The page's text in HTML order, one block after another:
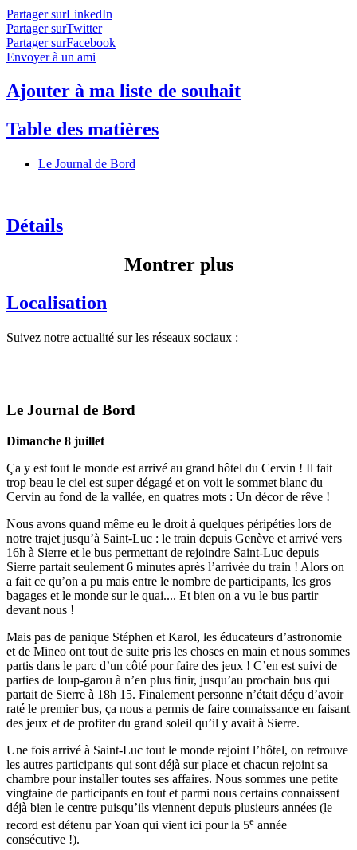
Partager surLinkedIn
Partager surTwitter
Partager surFacebook
Envoyer à un ami
Ajouter à ma liste de souhait
Table des matières
Le Journal de Bord
Détails
Montrer plus
Localisation
Suivez notre actualité sur les réseaux sociaux :
Le Journal de Bord
Dimanche 8 juillet
Ça y est tout le monde est arrivé au grand hôtel du Cervin ! Il fait
trop beau le ciel est super dégagé et on voit le sommet blanc du
Cervin au fond de la vallée, en quatres mots : Un décor de rêve !
Nous avons quand même eu le droit à quelques péripéties lors de
notre trajet jusqu’à Saint-Luc : le train depuis Genève et arrivé vers
16h à Sierre et le bus permettant de rejoindre Saint-Luc depuis
Sierre partait seulement 6 minutes après l’arrivée du train ! Alors on
a fait ce qu’on a pu mais entre le nombre de participants, les gros
bagages et le monde sur le quai.... Et bien on a vu le bus partir
devant nous !
Mais pas de panique Stéphen et Karol, les éducateurs d’astronomie
et de Mineo ont tout de suite pris les choses en main et nous sommes
partis dans le parc d’un côté pour faire des jeux ! C’en est suivi de
parties de loup-garou à n’en plus finir, jusqu’au prochain bus qui
partait de Sierre à 18h 15. Finalement personne n’était déçu d’avoir
raté le premier bus, ça nous a permis de faire connaissance en faisant
des jeux et de profiter du grand soleil qu’il y avait à Sierre.
Une fois arrivé à Saint-Luc tout le monde rejoint l’hôtel, on retrouve
les autres participants qui sont déjà sur place et chacun rejoint sa
chambre pour installer toutes ses affaires. Nous sommes une petite
vingtaine de participants en tout et parmi nous certains connaissent
déjà bien le centre puisqu’ils viennent depuis plusieurs années (le
record est détenu par Yoan qui vient ici pour la 5e année
consécutive !).